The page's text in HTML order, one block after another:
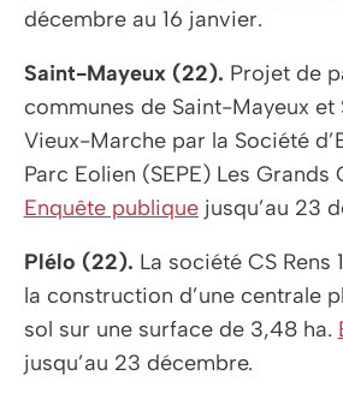
décembre au 16 janvier.
Saint-Mayeux (22). Projet de
communes de Saint-Mayeux
Vieux-Marche par la Société
Parc Eolien (SEPE) Les Grands
Enquête publiquejusqu’au 23
Plélo (22). La société CS Rens
la construction d’une centrale
sol sur une surface de 3,48 ha.
jusqu’au 23 décembre.